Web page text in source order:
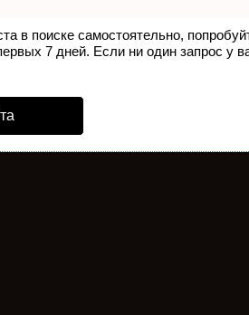
в поиске самостоятельно,
7 дней. Если ни один запрос у